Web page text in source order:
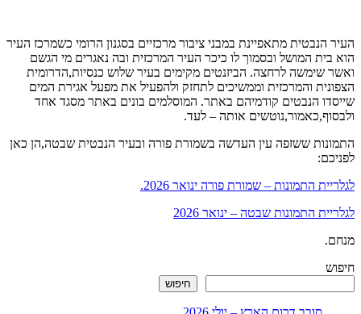
העיר הנבטית מתאפיינת במבני ציבור מרכזיים בסגנון הרומי כשמרכז העיר
הוא בית המושל ובסמוך לו כיכר העיר המרכזית ובה נאגרים מי הגשם
ואשר שימשה לרחצה. הביזנטים מקימים בעיר שלוש כנסיות,הדרומית
הצפונית והמרכזית וממשיכים לתחזק ולהפעיל את מפעל אגירת המים
שייסדו הנבטים קודמיהם באתר. המוסלמים בונים באתר מסגד אחד
ולבסוף,כאמור,נוטשים אותה – לעד.
התמונות ששזפה עין העדשה בשמורת פורה ובעיר הנבטית שבטה,הן כאן
לפניכם:
לגלריית התמונות – שמורת פורה ינואר 2026.
לגלריית התמונות שבטה – ינואר 2026
מנחם.
חיפוש
חיפוש